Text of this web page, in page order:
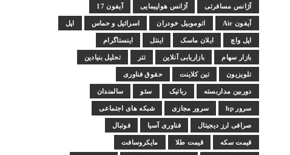
آژانس مسافرتی آژانس هواپیمایی آیفون 17
آیفون Air اتوموبیل خودران اسرائیل و حماس اپل
اپل واچ ایلان ماسک اینتل اینستاگرام
بازار سهام بازاریابی آنلاین تتر تحلیل بنیادین
تلویزیون تین کلاینت حقوق فناوری
دوربین مداربسته رباتیک سئو سالمندان
سرور hp سرور مجازی شبکه های اجتماعی
صرافی ارز دیجیتال فناوری آسیا فوتبال
قیمت سکه قیمت طلا مایکروسافت